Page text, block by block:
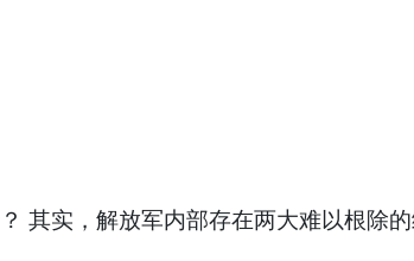
其实，解放军内部存在两大难以根除的